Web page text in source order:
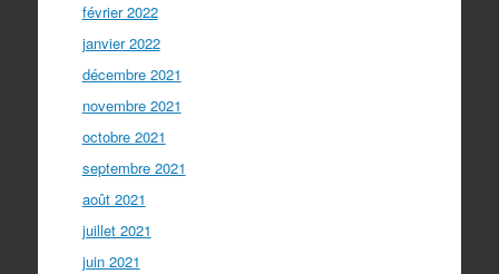
février 2022
janvier 2022
décembre 2021
novembre 2021
octobre 2021
septembre 2021
août 2021
juillet 2021
juin 2021